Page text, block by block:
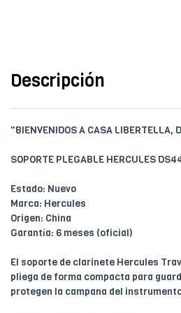
Descripción
"BIENVENIDOS A CASA LIBERTELLA,
SOPORTE PLEGABLE HERCULES
Estado: Nuevo
Marca: Hercules
Origen: China
Garantía: 6 meses (oficial)
El soporte de clarinete Hercules
pliega de forma compacta para
protegen la campana del